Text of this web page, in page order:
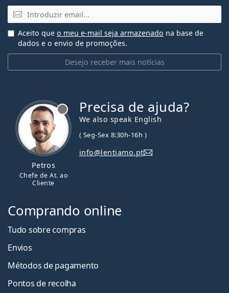
Email
Desejo receber mais notícias
Aceito que o meu e-mail seja armazenado na base de
dados e o envio de promoções.
Petros
Chefe de At. ao
Cliente
Precisa de ajuda?
We also speak English
( Seg-Sex 8:30h-16h )
info@lentiamo.pt
Comprando online
Tudo sobre compras
Envios
Métodos de pagamento
Pontos de recolha